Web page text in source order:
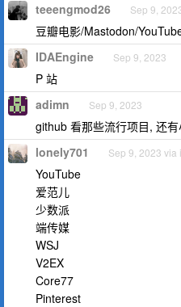
teeengmod26 Sep 9,
豆瓣电影/Mastodon/
IDAEngine Sep 9, 2023
P 站
adimn Sep 9, 2023
github 看那些流行项目, 还
lonely701 Sep 9, 2023 via
YouTube
爱范儿
少数派
端传媒
WSJ
V2EX
Core77
Pinterest